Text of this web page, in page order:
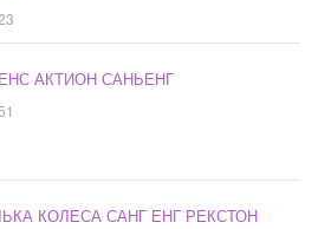
АКТИОН САНЬЕНГ
КОЛЕСА САНГ ЕНГ РЕКСТОН